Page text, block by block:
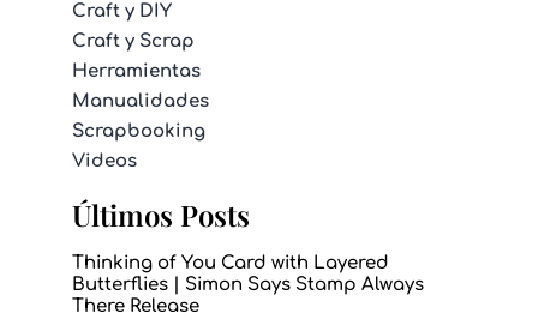
Craft y DIY
Craft y Scrap
Herramientas
Manualidades
Scrapbooking
Videos
Últimos Posts
Thinking of You Card with Layered
Butterflies | Simon Says Stamp Always
There Release